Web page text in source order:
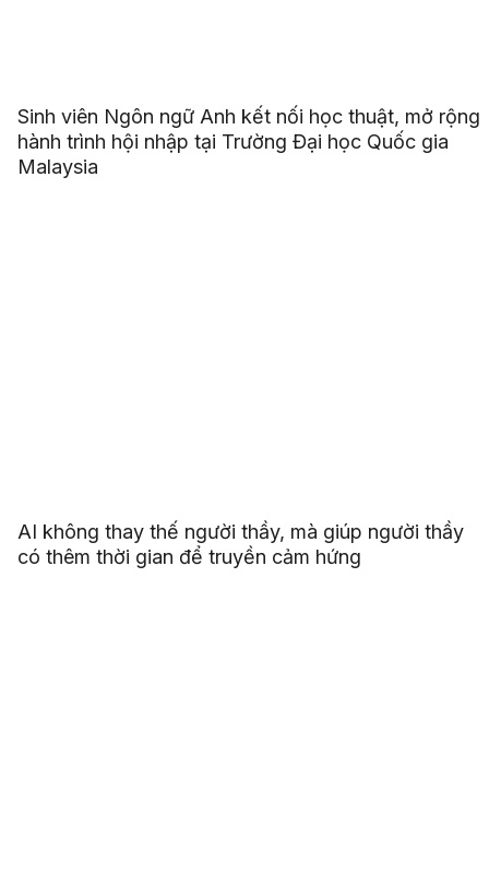
Sinh viên Ngôn ngữ Anh kết nối học thuật, mở rộng
hành trình hội nhập tại Trường Đại học Quốc gia
Malaysia
AI không thay thế người thầy, mà giúp người thầy
có thêm thời gian để truyền cảm hứng